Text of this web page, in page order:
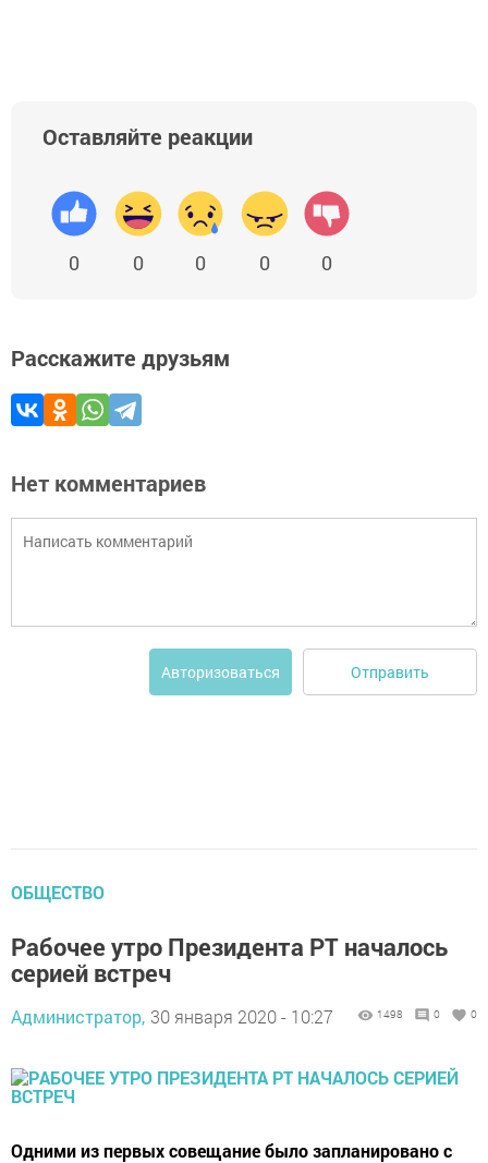
Оставляйте реакции
0 0 0 0 0
Расскажите друзьям
Нет комментариев
Авторизоваться Отправить
ОБЩЕСТВО
Pабочее утро Президента PТ началось
серией встреч
Администратор, 30 января 2020 - 10:27 1498 0 0
Одними из первых совещание было запланировано c